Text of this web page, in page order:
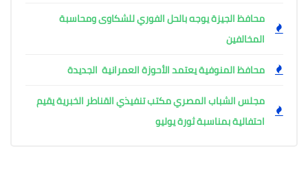
محافظ الجيزة يوجه بالحل الفوري للشكاوى ومحاسبة
المخالفين
محافظ المنوفية يعتمد الأحوزة العمرانية الجديدة
مجلس الشباب المصري مكتب تنفيذي القناطر الخبرية يقيم
احتفالية بمناسبة ثورة يوليو